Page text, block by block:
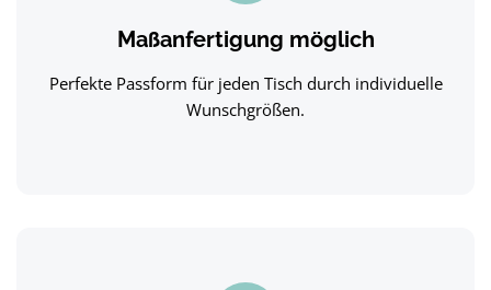
Maßanfertigung möglich
Perfekte Passform für jeden Tisch durch individuelle
Wunschgrößen.